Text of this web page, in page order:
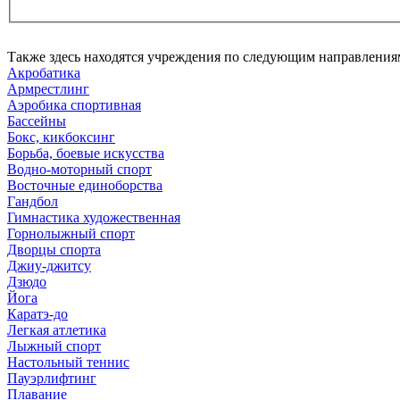
Также здесь находятся учреждения по следующим
Акробатика
Армрестлинг
Аэробика спортивная
Бассейны
Бокс, кикбоксинг
Борьба, боевые искусства
Водно-моторный спорт
Восточные единоборства
Гандбол
Гимнастика художественная
Горнолыжный спорт
Дворцы спорта
Джиу-джитсу
Дзюдо
Йога
Каратэ-до
Легкая атлетика
Лыжный спорт
Настольный теннис
Пауэрлифтинг
Плавание